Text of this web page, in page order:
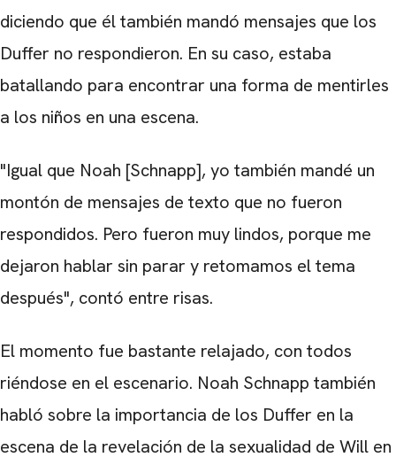
diciendo que él también mandó mensajes que los
Duffer no respondieron. En su caso, estaba
batallando para encontrar una forma de mentirles
a los niños en una escena.
"Igual que Noah [Schnapp], yo también mandé un
montón de mensajes de texto que no fueron
respondidos. Pero fueron muy lindos, porque me
dejaron hablar sin parar y retomamos el tema
después", contó entre risas.
El momento fue bastante relajado, con todos
riéndose en el escenario. Noah Schnapp también
habló sobre la importancia de los Duffer en la
escena de la revelación de la sexualidad de Will en
CARREGANDO PUBLICIDADE